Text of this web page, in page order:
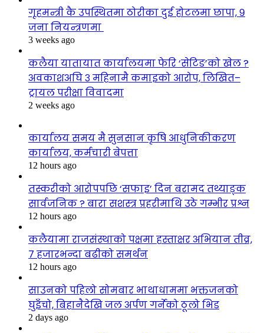
गृहमन्त्री कै उपस्थितमा ठोरीका दुई होटलमा छापा, ९
जना नियन्त्रणमा
3 weeks ago
कलैया यातायात कार्यालयमा फेरि ‘सेटिङ’को खेल ?
अवकाशअघि ३ महिनामै कमाइको आरोप, लिखित–
ट्रायल परीक्षा विवादमा
2 weeks ago
कार्यालय समय मै सुनसान कृषि आधुनिकीकरण
कार्यालय, कर्मचारी बेपत्ता
12 hours ago
तस्करीको आरोपपछि ‘सफाइ’ दिन बरामद तथ्याङ्क
सार्वजनिक ? बारा सशस्त्र प्रहरीमाथि उठे गम्भीर प्रश्न
12 hours ago
कलैयामा राजसंस्थाको पक्षमा हस्ताक्षर अभियान तीव्र,
७ हजारभन्दा बढीको समर्थन
12 hours ago
साउनको पहिलो सोमबार भाथाधाममा भक्तजनको
घुइँचो, बिहानैदेखि जल अर्पण गर्नेको ठूलो भिड
2 days ago